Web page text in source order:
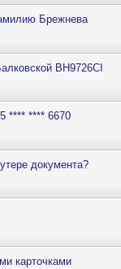
Брежнева
ВН9726СI
**** **** 6670
документа?
карточками